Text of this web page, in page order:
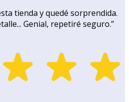
tienda y quedé sorprendida.
Genial, repetiré seguro.”